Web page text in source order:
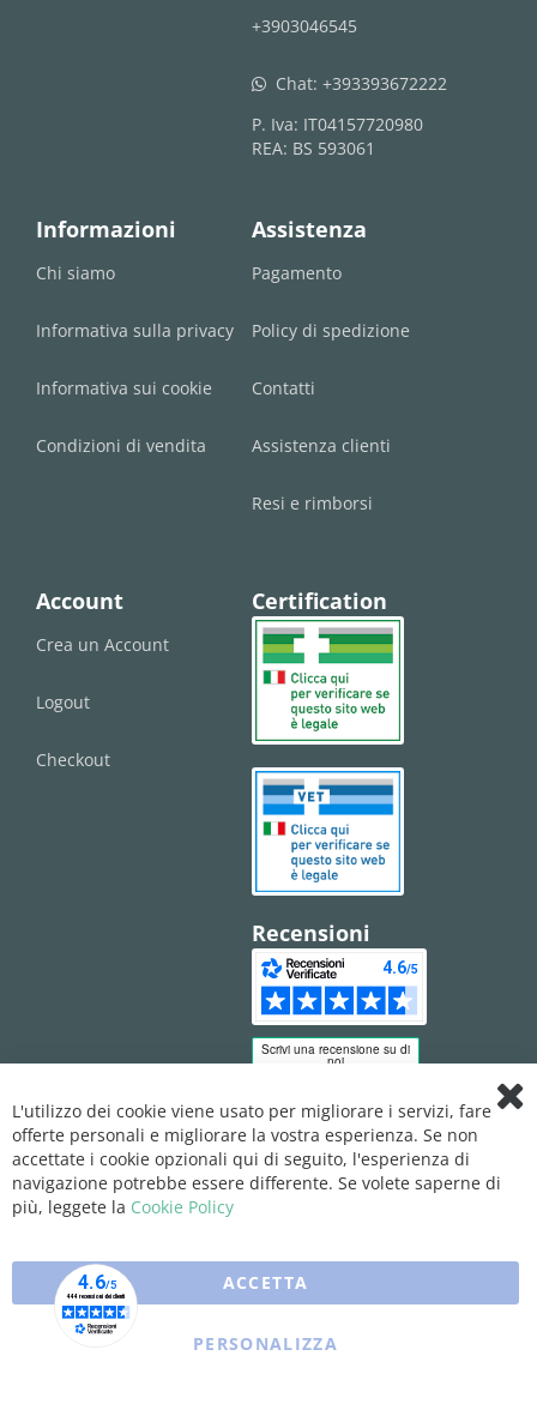
+3903046545
whatsapp Chat: +393393672222
P. Iva: IT04157720980
REA: BS 593061
Informazioni
Chi siamo
Informativa sulla privacy
Informativa sui cookie
Condizioni di vendita
Assistenza
Pagamento
Policy di spedizione
Contatti
Assistenza clienti
Resi e rimborsi
Account
Crea un Account
Logout
Checkout
Certification
Recensioni
L'utilizzo dei cookie viene usato per migliorare i servizi, fare
offerte personali e migliorare la vostra esperienza. Se non
accettate i cookie opzionali qui di seguito, l'esperienza di
navigazione potrebbe essere differente. Se volete saperne di
più, leggete la Cookie Policy
ACCETTA
PERSONALIZZA